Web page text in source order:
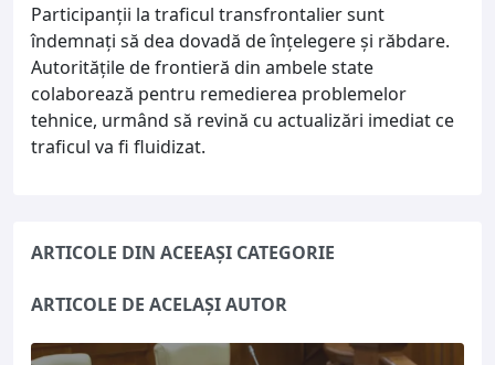
Participanții la traficul transfrontalier sunt
îndemnați să dea dovadă de înțelegere și răbdare.
Autoritățile de frontieră din ambele state
colaborează pentru remedierea problemelor
tehnice, urmând să revină cu actualizări imediat ce
traficul va fi fluidizat.
ARTICOLE DIN ACEEAȘI CATEGORIE
ARTICOLE DE ACELAȘI AUTOR